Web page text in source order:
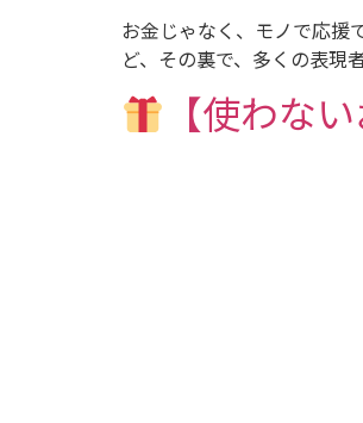
お金じゃなく、モノで応援
ど、その裏で、多くの表
【使わな